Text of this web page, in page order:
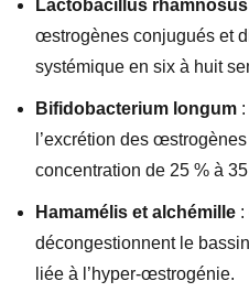
Lactobacillus rhamnosus
œstrogènes conjugués et
systémique en six à huit
Bifidobacterium longum
l’excrétion des
concentration de 25 % à
Hamamélis et alchémille :
décongestionnent le
liée à l’hyper-œstrogénie.